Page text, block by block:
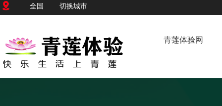
全国 切换城市
青莲体验网